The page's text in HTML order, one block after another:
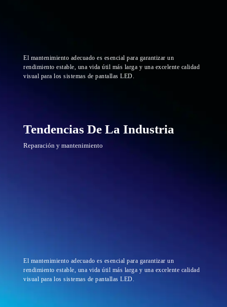
El mantenimiento adecuado es esencial para garantizar un
rendimiento estable, una vida útil más larga y una excelente calidad
visual para los sistemas de pantallas LED.
Tendencias De La Industria
Reparación y mantenimiento
El mantenimiento adecuado es esencial para garantizar un
rendimiento estable, una vida útil más larga y una excelente calidad
visual para los sistemas de pantallas LED.